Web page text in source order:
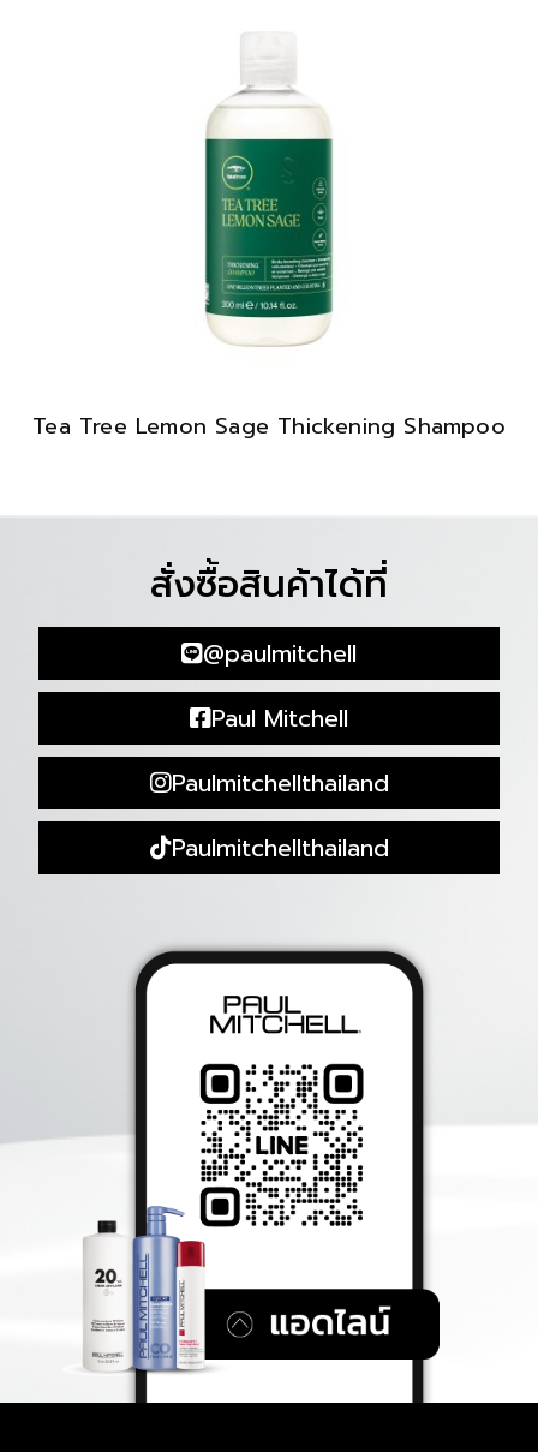
Tea Tree Lemon Sage Thickening Shampoo
สั่งซื้อสินค้าได้ที่
@paulmitchell
Paul Mitchell
Paulmitchellthailand
Paulmitchellthailand